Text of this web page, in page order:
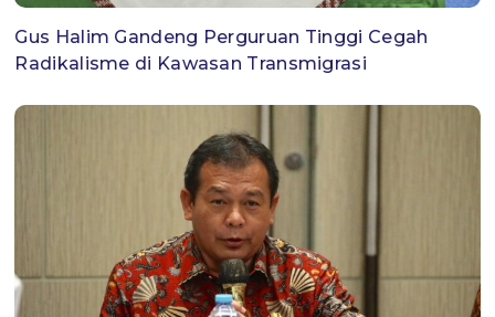
Gus Halim Gandeng Perguruan Tinggi Cegah
Radikalisme di Kawasan Transmigrasi